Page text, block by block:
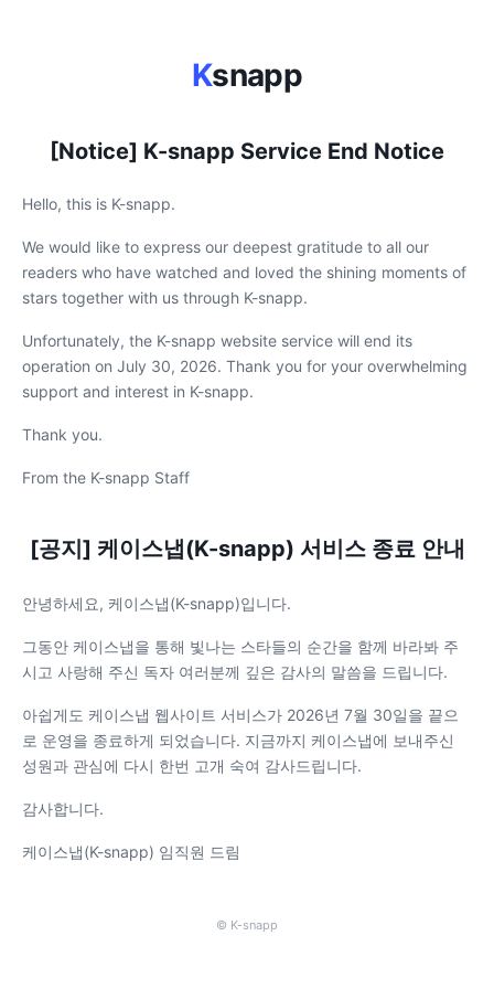
Ksnapp
[Notice] K-snapp Service End Notice
Hello, this is K-snapp.
We would like to express our deepest gratitude to all our
readers who have watched and loved the shining moments of
stars together with us through K-snapp.
Unfortunately, the K-snapp website service will end its
operation on July 30, 2026. Thank you for your overwhelming
support and interest in K-snapp.
Thank you.
From the K-snapp Staff
[공지] 케이스냅(K-snapp) 서비스 종료 안내
안녕하세요, 케이스냅(K-snapp)입니다.
그동안 케이스냅을 통해 빛나는 스타들의 순간을 함께 바라봐 주
시고 사랑해 주신 독자 여러분께 깊은 감사의 말씀을 드립니다.
아쉽게도 케이스냅 웹사이트 서비스가 2026년 7월 30일을 끝으
로 운영을 종료하게 되었습니다. 지금까지 케이스냅에 보내주신
성원과 관심에 다시 한번 고개 숙여 감사드립니다.
감사합니다.
케이스냅(K-snapp) 임직원 드림
© K-snapp